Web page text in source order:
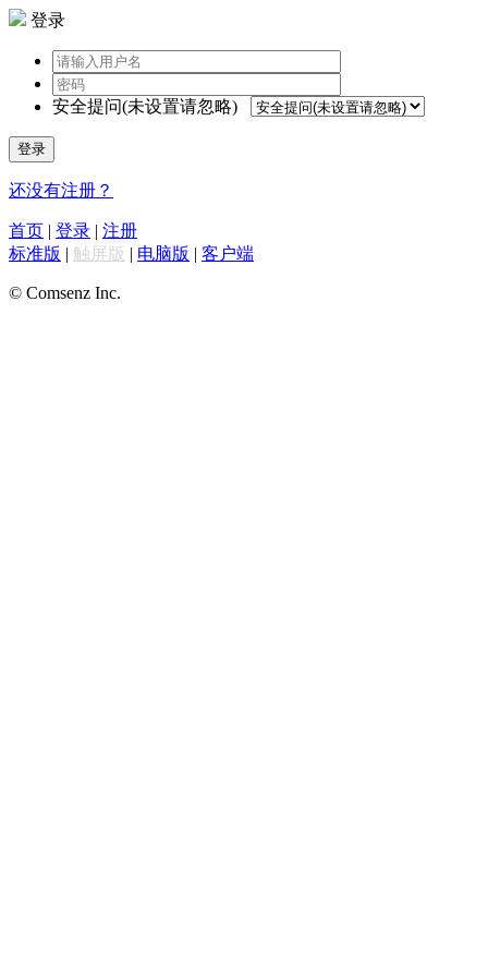
登录
安全提问(未设置请忽略)
登录
还没有注册？
首页 | 登录 | 注册
标准版 | 触屏版 | 电脑版 | 客户端
© Comsenz Inc.